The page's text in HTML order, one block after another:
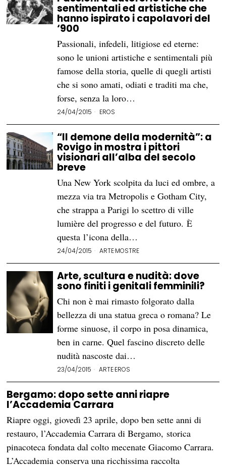
sentimentali ed artistiche che
hanno ispirato i capolavori del
‘900
Passionali, infedeli, litigiose ed eterne:
sono le unioni artistiche e sentimentali più
famose della storia, quelle di quegli artisti
che si sono amati, odiati e traditi ma che,
forse, senza la loro…
24/04/2015 EROS
“Il demone della modernità”: a
Rovigo in mostra i pittori
visionari all’alba del secolo
breve
Una New York scolpita da luci ed ombre, a
mezza via tra Metropolis e Gotham City,
che strappa a Parigi lo scettro di ville
lumière del progresso e del futuro. È
questa l’icona della…
24/04/2015 ARTE·MOSTRE
Arte, scultura e nudità: dove
sono finiti i genitali femminili?
Chi non è mai rimasto folgorato dalla
bellezza di una statua greca o romana? Le
forme sinuose, il corpo in posa dinamica,
ben in carne. Quel fascino discreto delle
nudità nascoste dai…
23/04/2015 ARTE·EROS
Bergamo: dopo sette anni riapre
l’Accademia Carrara
Riapre oggi, giovedì 23 aprile, dopo ben sette anni di
restauro, l’Accademia Carrara di Bergamo, storica
pinacoteca fondata dal colto mecenate Giacomo Carrara.
L’Accademia conserva una ricchissima raccolta